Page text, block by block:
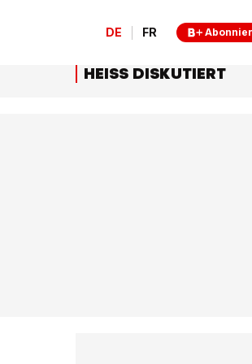
DE FR
HEISS DISKUTIERT